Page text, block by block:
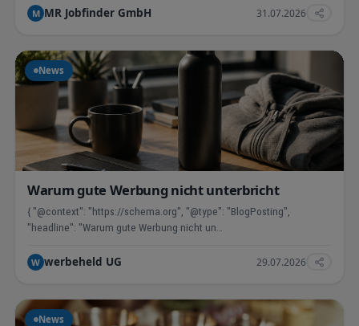
M MR Jobfinder GmbH 31.07.2026
News
Warum gute Werbung nicht unterbricht
{ "@context": "https://schema.org", "@type": "BlogPosting",
"headline": "Warum gute Werbung nicht un…
W werbeheld UG 29.07.2026
News